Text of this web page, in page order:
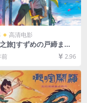
高清电影
旅]すずめの戸締まり
百度网盘+迅雷云盘资
超清未删减][MP4/7
前 2.96